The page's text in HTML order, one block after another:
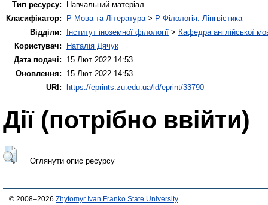
Тип ресурсу:
Навчальний матеріал
Класифікатор:
P Мова та Література > P Філологія. Лінгвістика
Відділи:
Інститут іноземної філології > Кафедра англійської
Користувач:
Наталія Дячук
Дата подачі:
15 Лют 2022 14:53
Оновлення:
15 Лют 2022 14:53
URI: https://eprints.zu.edu.ua/id/eprint/33790
Дії ​​(потрібно ввійти)
Оглянути опис ресурсу
© 2008–2026 Zhytomyr Ivan Franko State University